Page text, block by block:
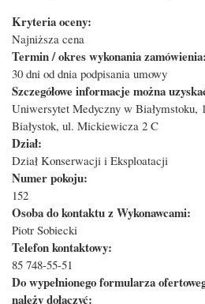
Kryteria oceny:
Najniższa cena
Termin / okres wykonania zamówienia:
30 dni od dnia podpisania umowy
Szczegółowe informacje można
Uniwersytet Medyczny w Białymstoku,
Białystok, ul. Mickiewicza 2 C
Dział:
Dział Konserwacji i Eksploatacji
Numer pokoju:
152
Osoba do kontaktu z Wykonawcami:
Piotr Sobiecki
Telefon kontaktowy:
85 748-55-51
Do wypełnionego formularza
należy dołączyć: